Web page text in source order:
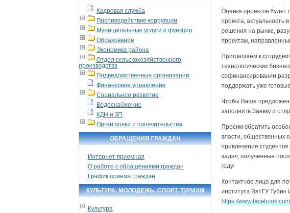
Кадровая служба
Противодействие коррупции
Муниципальные услуги и функции
Образование
Экономика района
Отдел сельскохозяйственного
производства
Подведомственные организации
Финансовое управление
Социальное развитие
Водоснабжение
КДН и ЗП
Орган опеки и попечительства
ОБРАЩЕНИЯ ГРАЖДАН
Интернет приемная
О работе с обращениями граждан
График приема граждан
КУЛЬТУРА, МОЛОДЕЖЬ, СПОРТ, ТУРИЗМ
Культура
Оценка проектов будет
проекта, актуальность
решения на рынке,
проектам,
Приглашаем к
технологических
софинансировании
поддержать уже
Чтобы Ваше
заполнить Заявку и
Просим обратить
власти, общественных
привлечение
задач, полученные
году!
Контактное лицо для
института ВятГУ
https://